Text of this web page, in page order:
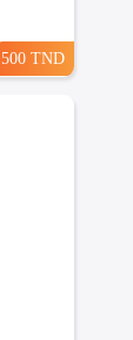
500 TND